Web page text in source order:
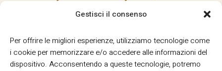
Gestisci il consenso
Per offrire le migliori esperienze, utilizziamo tecnologie come
i cookie per memorizzare e/o accedere alle informazioni del
dispositivo. Acconsentendo a queste tecnologie, potremo